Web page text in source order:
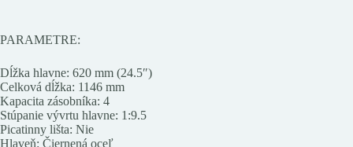
PARAMETRE:
Dĺžka hlavne: 620 mm (24.5″)
Celková dĺžka: 1146 mm
Kapacita zásobníka: 4
Stúpanie vývrtu hlavne: 1:9.5
Picatinny lišta: Nie
Hlaveň: Čiernená oceľ